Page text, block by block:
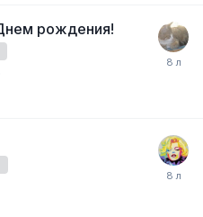
рождения!